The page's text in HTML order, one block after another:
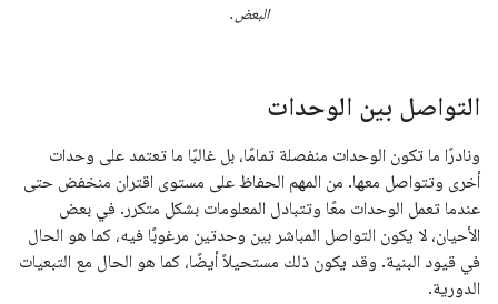
البعض.
التواصل بين الوحدات
ونادرًا ما تكون الوحدات منفصلة تمامًا، بل غالبًا ما تعتمد على وحدات
أخرى وتتواصل معها. من المهم الحفاظ على مستوى اقتران منخفض حتى
عندما تعمل الوحدات معًا وتتبادل المعلومات بشكل متكرر. في بعض
الأحيان، لا يكون التواصل المباشر بين وحدتين مرغوبًا فيه، كما هو الحال
في قيود البنية. وقد يكون ذلك مستحيلاً أيضًا، كما هو الحال مع التبعيات
الدورية.